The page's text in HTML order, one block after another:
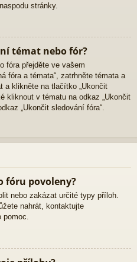
stránky.
témat nebo fór?
fóra přejděte ve vašem
fóra a témata“, zatrhněte témata a
a klikněte na tlačítko „Ukončit
kliknout v tématu na odkaz „Ukončit
„Ukončit sledování fóra“.
fóru povoleny?
nebo zakázat určité typy příloh.
nahrát, kontaktujte
pomoc.